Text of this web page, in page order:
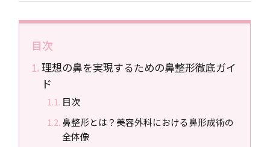
目次
理想の鼻を実現するための鼻整形徹底ガイ
ド
目次
鼻整形とは？美容外科における鼻形成術の
全体像